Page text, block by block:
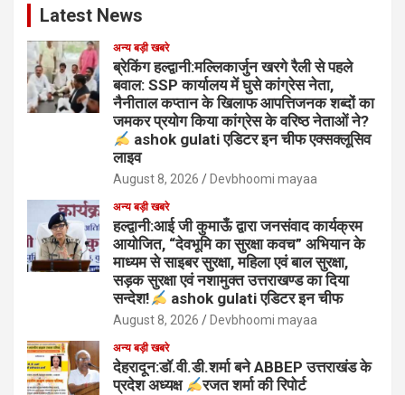
Latest News
अन्य बड़ी खबरे
ब्रेकिंग हल्द्वानी:मल्लिकार्जुन खरगे रैली से पहले
बवाल: SSP कार्यालय में घुसे कांग्रेस नेता,
नैनीताल कप्तान के खिलाफ आपत्तिजनक शब्दों का
जमकर प्रयोग किया कांग्रेस के वरिष्ठ नेताओं ने?
ashok gulati एडिटर इन चीफ एक्सक्लूसिव
लाइव
August 8, 2026 Devbhoomi mayaa
अन्य बड़ी खबरे
हल्द्वानी:आई जी कुमाऊँ द्वारा जनसंवाद कार्यक्रम
आयोजित, “देवभूमि का सुरक्षा कवच” अभियान के
माध्यम से साइबर सुरक्षा, महिला एवं बाल सुरक्षा,
सड़क सुरक्षा एवं नशामुक्त उत्तराखण्ड का दिया
सन्देश!
ashok gulati एडिटर इन चीफ
August 8, 2026 Devbhoomi mayaa
अन्य बड़ी खबरे
देहरादून:डॉ.वी.डी.शर्मा बने ABBEP उत्तराखंड के
प्रदेश अध्यक्ष
रजत शर्मा की रिपोर्ट